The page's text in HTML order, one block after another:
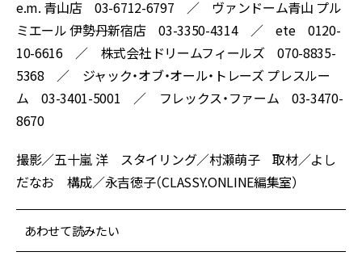
e.m. 青山店 03-6712-6797 ／ ヴァンドーム青山 プル
ミエール 伊勢丹新宿店 03-3350-4314 ／ ete 0120-
10-6616 ／ 株式会社ドリームフィールズ 070-8835-
5368 ／ ジャック・オブ・オール・トレーズ プレスルー
ム 03-3401-5001 ／ フレックス・ファーム 03-3470-
8670
撮影／五十嵐 洋 スタイリング／村瀬萌子 取材／よし
だなお 構成／永吉徳子（CLASSY.ONLINE編集室）
あわせて読みたい